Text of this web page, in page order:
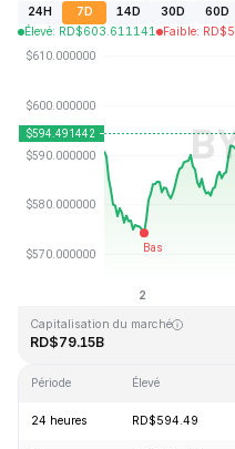
24H 7D 14D 30D 60D
Élevé: RD$603.611141 Faible: RD$
Dernière mise à jour : 2026-08-08,
Capitalisation du marché
RD$79.15B
Période Élevé
24 heures RD$594.49